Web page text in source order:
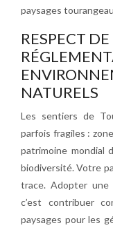
paysages
RESPECT
NATURELS
Les sentiers de
parfois fragiles :
patrimoine mondial
biodiversité. Votre
trace. Adopter une
c’est contribuer
paysages pour les